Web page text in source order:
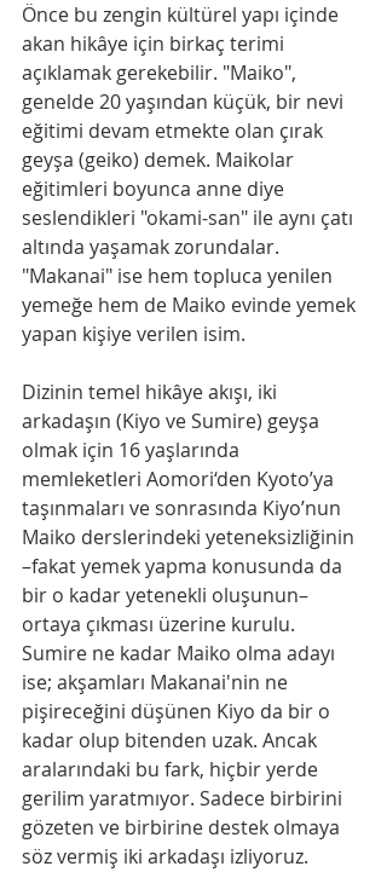
Önce bu zengin kültürel yapı içinde
akan hikâye için birkaç terimi
açıklamak gerekebilir. "Maiko",
genelde 20 yaşından küçük, bir nevi
eğitimi devam etmekte olan çırak
geyşa (geiko) demek. Maikolar
eğitimleri boyunca anne diye
seslendikleri "okami-san" ile aynı çatı
altında yaşamak zorundalar.
"Makanai" ise hem topluca yenilen
yemeğe hem de Maiko evinde yemek
yapan kişiye verilen isim.
Dizinin temel hikâye akışı, iki
arkadaşın (Kiyo ve Sumire) geyşa
olmak için 16 yaşlarında
memleketleri Aomori‘den Kyoto’ya
taşınmaları ve sonrasında Kiyo’nun
Maiko derslerindeki yeteneksizliğinin
–fakat yemek yapma konusunda da
bir o kadar yetenekli oluşunun–
ortaya çıkması üzerine kurulu.
Sumire ne kadar Maiko olma adayı
ise; akşamları Makanai'nin ne
pişireceğini düşünen Kiyo da bir o
kadar olup bitenden uzak. Ancak
aralarındaki bu fark, hiçbir yerde
gerilim yaratmıyor. Sadece birbirini
gözeten ve birbirine destek olmaya
söz vermiş iki arkadaşı izliyoruz.